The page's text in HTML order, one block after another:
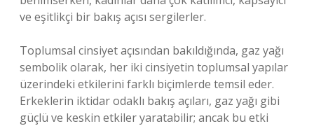
ve eşitlikçi bir bakış açısı sergilerler.
Toplumsal cinsiyet açısından bakıldığında, gaz yağı
sembolik olarak, her iki cinsiyetin toplumsal yapılar
üzerindeki etkilerini farklı biçimlerde temsil eder.
Erkeklerin iktidar odaklı bakış açıları, gaz yağı gibi
güçlü ve keskin etkiler yaratabilir; ancak bu etki